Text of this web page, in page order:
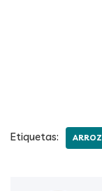
Etiquetas: ARROZ